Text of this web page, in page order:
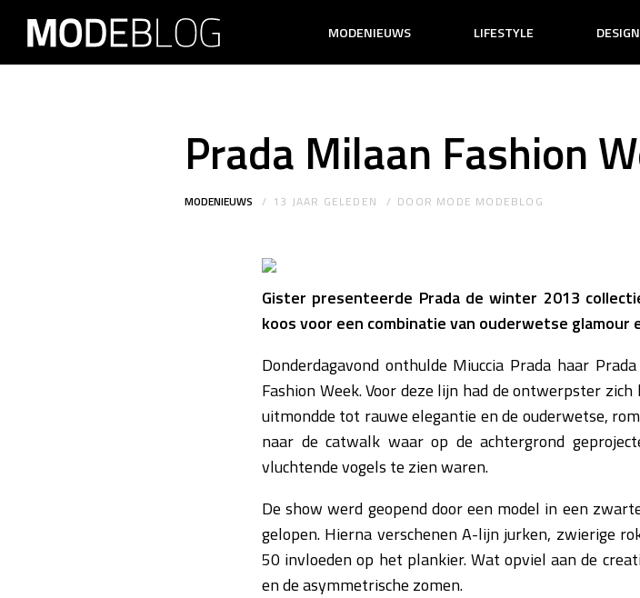
MODENIEUWS LIFESTYLE
Prada Milaan Fashion
MODENIEUWS 13 JAAR GELEDEN DOOR MODE MODEBLOG
Gister presenteerde Prada de winter 2013
koos voor een combinatie van ouderwetse glamour
Donderdagavond onthulde Miuccia Prada haar
Fashion Week. Voor deze lijn had de ontwerpster
uitmondde tot rauwe elegantie en de ouderwetse,
naar de catwalk waar op de achtergrond
vluchtende vogels te zien waren.
De show werd geopend door een model in een
gelopen. Hierna verschenen A-lijn jurken, zwierige
50 invloeden op het plankier. Wat opviel aan de
en de asymmetrische zomen.